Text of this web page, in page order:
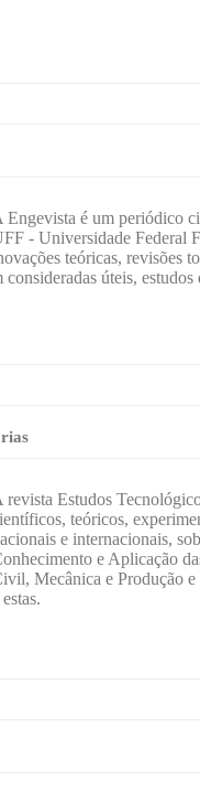
Engevista é um periódico
- Universidade Federal
teóricas, revisões
úteis,
revista Estudos
teóricos,
e internacionais,
e Aplicação
Mecânica e Produção e